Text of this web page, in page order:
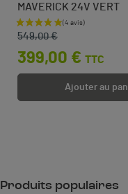
MAVERICK 24V VERT
Prix de base
549,00 €
Prix
399,00 € TTC
Ajouter au
Produits populaires